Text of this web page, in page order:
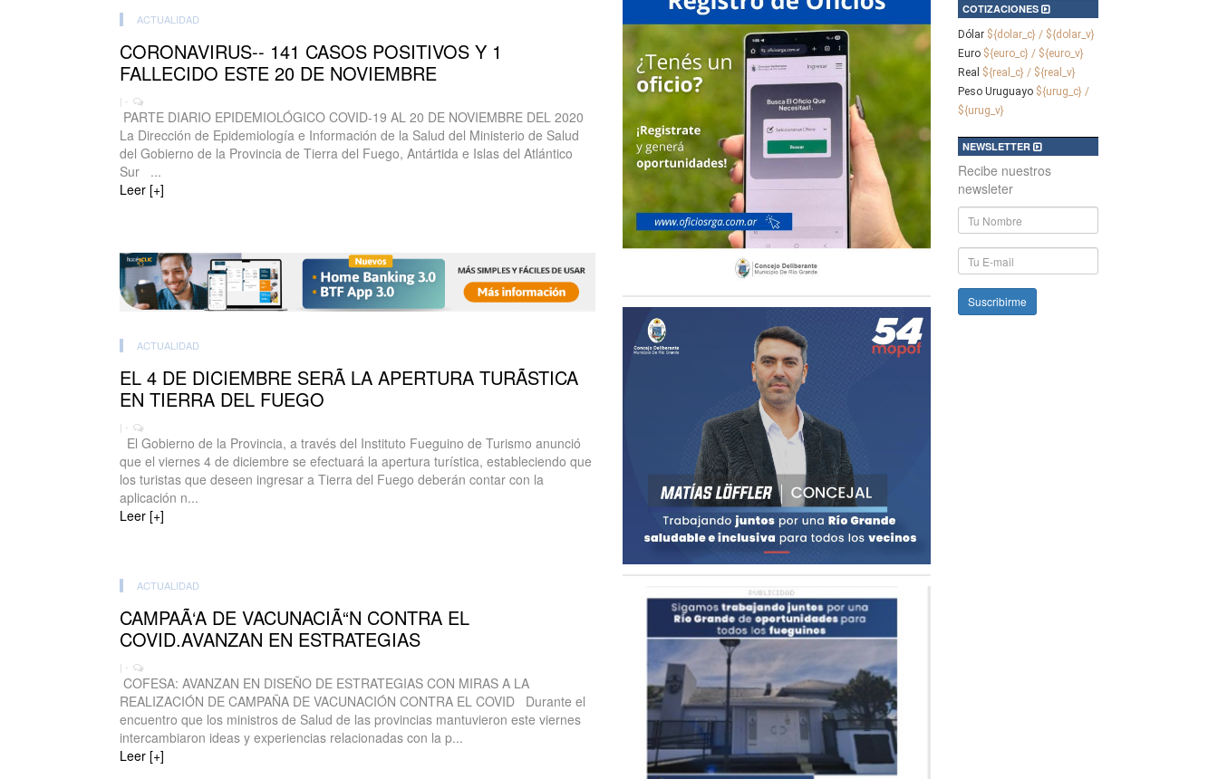
ACTUALIDAD
CORONAVIRUS-- 141 CASOS POSITIVOS Y 1
FALLECIDO ESTE 20 DE NOVIEMBRE
| -
PARTE DIARIO EPIDEMIOLÓGICO COVID-19 AL 20 DE NOVIEMBRE DEL 2020
La Dirección de Epidemiología e Información de la Salud del Ministerio de Salud
del Gobierno de la Provincia de Tierra del Fuego, Antártida e Islas del Atlántico
Sur ...
Leer [+]
ACTUALIDAD
EL 4 DE DICIEMBRE SERÃ LA APERTURA TURÃSTICA
EN TIERRA DEL FUEGO
| -
El Gobierno de la Provincia, a través del Instituto Fueguino de Turismo anunció
que el viernes 4 de diciembre se efectuará la apertura turística, estableciendo que
los turistas que deseen ingresar a Tierra del Fuego deberán contar con la
aplicación n...
Leer [+]
ACTUALIDAD
CAMPAÃ‘A DE VACUNACIÃ“N CONTRA EL
COVID.AVANZAN EN ESTRATEGIAS
| -
COFESA: AVANZAN EN DISEÑO DE ESTRATEGIAS CON MIRAS A LA
REALIZACIÓN DE CAMPAÑA DE VACUNACIÓN CONTRA EL COVID Durante el
encuentro que los ministros de Salud de las provincias mantuvieron este viernes
intercambiaron ideas y experiencias relacionadas con la p...
Leer [+]
COTIZACIONES
Dólar ${dolar_c} / ${dolar_v}
Euro ${euro_c} / ${euro_v}
Real ${real_c} / ${real_v}
Peso Uruguayo ${urug_c} /
${urug_v}
NEWSLETTER
Recibe nuestros
newsleter
Nombre
y
Apellido
E-
mail